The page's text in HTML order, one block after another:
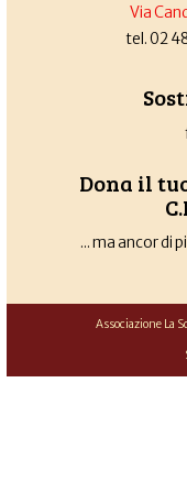
Via
tel. 02
Dona il
... ma ancor di
Associazione La